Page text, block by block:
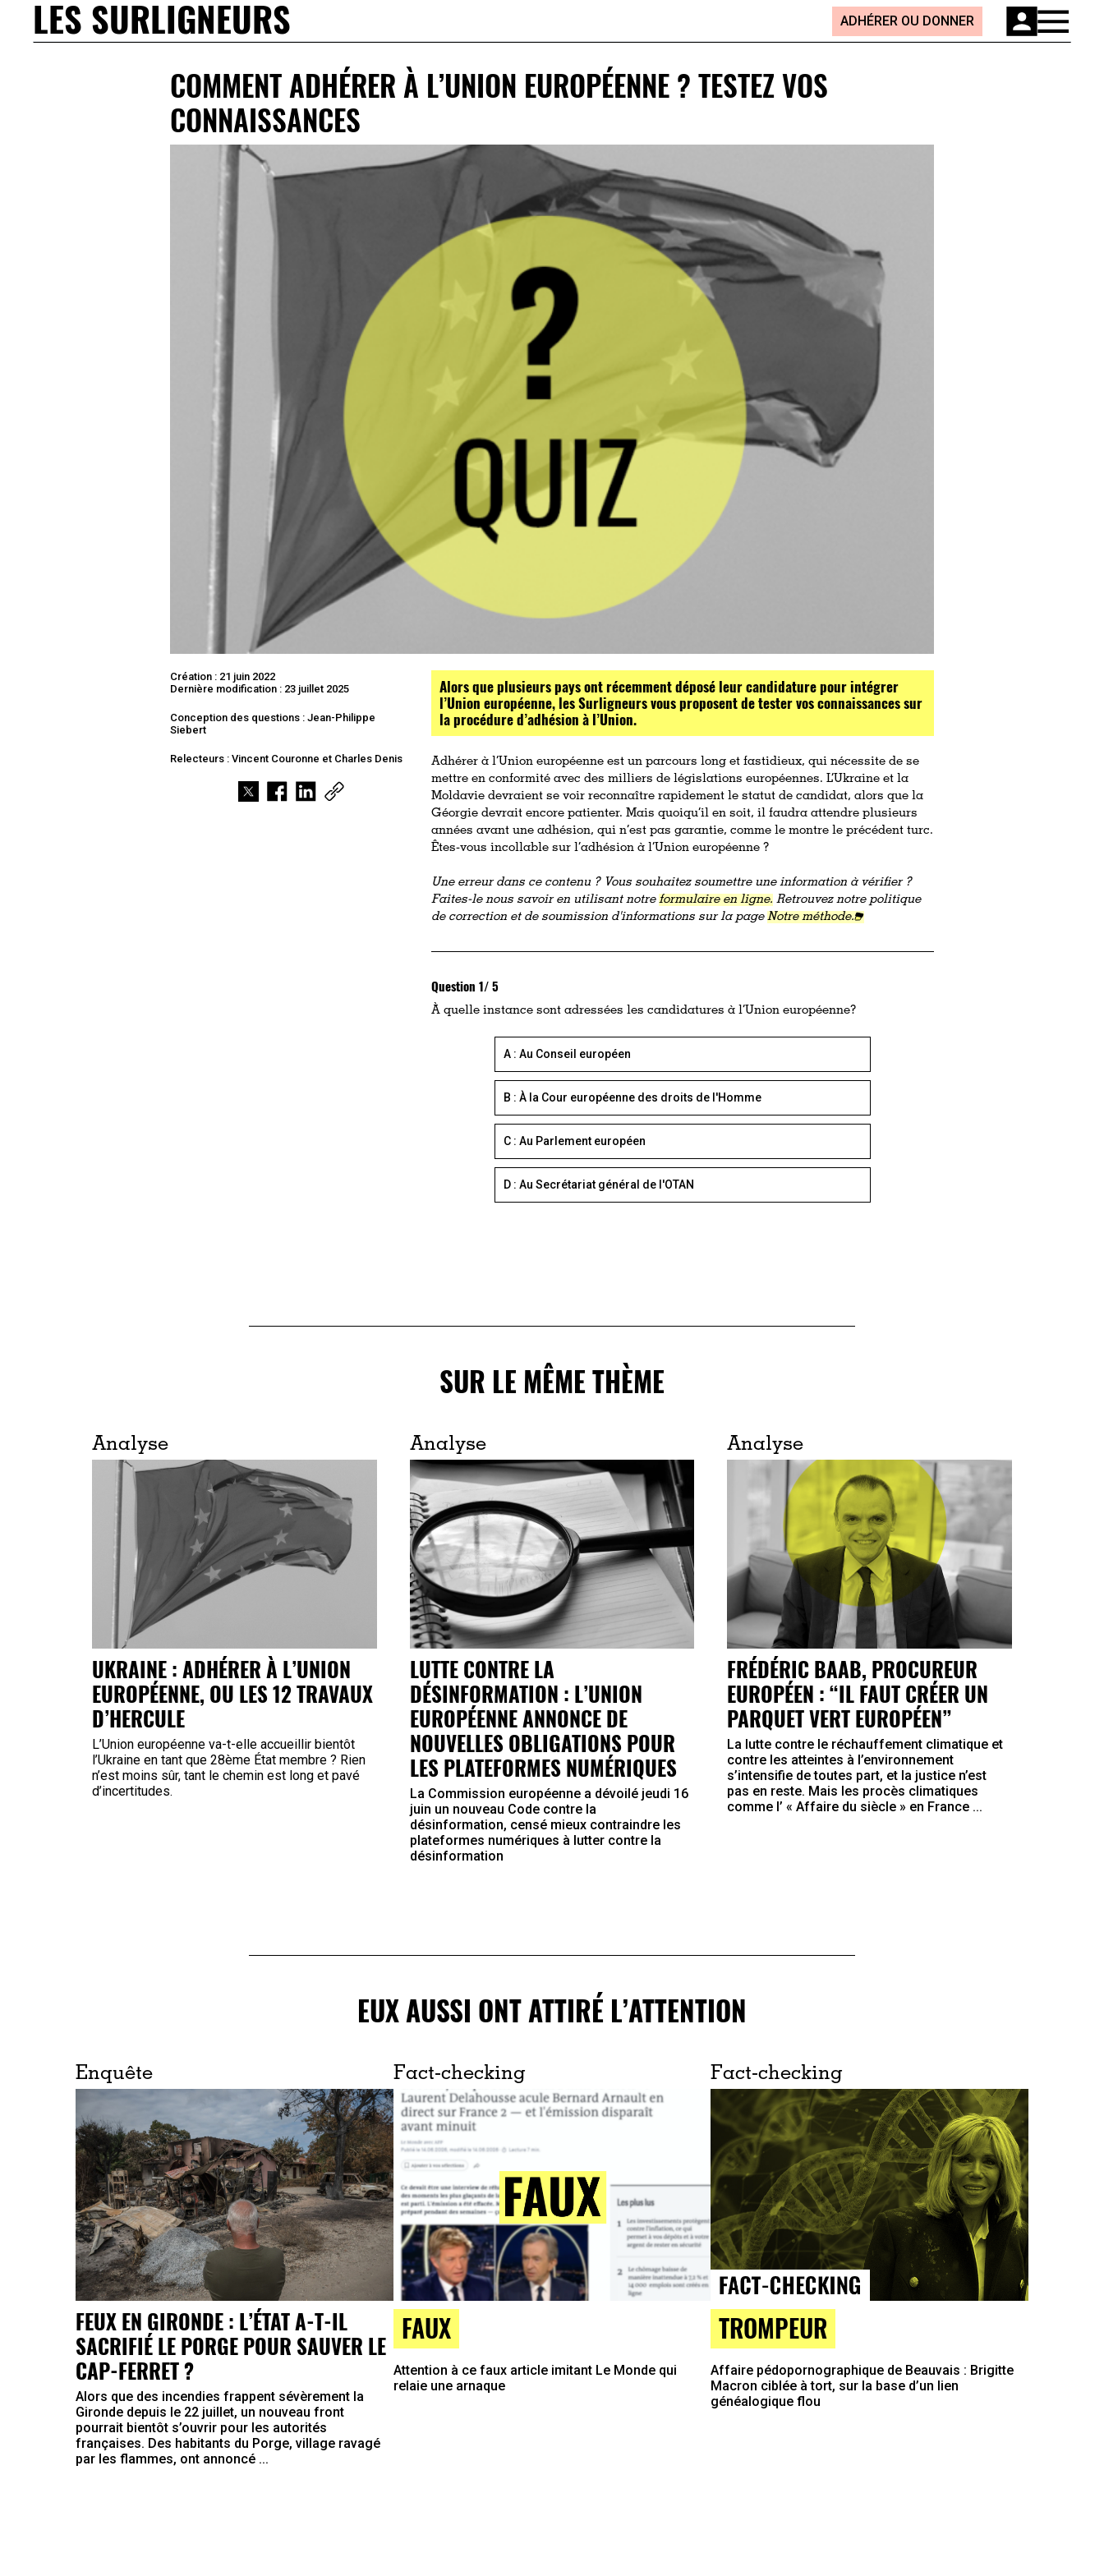
LES SURLIGNEURS ADHÉRER OU DONNER
COMMENT ADHÉRER À L’UNION EUROPÉENNE ? TESTEZ VOS
CONNAISSANCES
Création : 21 juin 2022
Dernière modification : 23 juillet 2025
Conception des questions : Jean-Philippe
Siebert
Relecteurs : Vincent Couronne et Charles Denis
Alors que plusieurs pays ont récemment déposé leur candidature pour intégrer
l’Union européenne, les Surligneurs vous proposent de tester vos connaissances sur
la procédure d’adhésion à l’Union.
Adhérer à l’Union européenne est un parcours long et fastidieux, qui nécessite de se
mettre en conformité avec des milliers de législations européennes. L’Ukraine et la
Moldavie devraient se voir reconnaître rapidement le statut de candidat, alors que la
Géorgie devrait encore patienter. Mais quoiqu’il en soit, il faudra attendre plusieurs
années avant une adhésion, qui n’est pas garantie, comme le montre le précédent turc.
Êtes-vous incollable sur l’adhésion à l’Union européenne ?
Une erreur dans ce contenu ? Vous souhaitez soumettre une information à vérifier ?
Faites-le nous savoir en utilisant notreformulaire en ligne. Retrouvez notre politique
de correction et de soumission d'informations sur la pageNotre méthode.
Question 1/ 5
À quelle instance sont adressées les candidatures à l’Union européenne?
A : Au Conseil européen
B : À la Cour européenne des droits de l'Homme
C : Au Parlement européen
D : Au Secrétariat général de l'OTAN
SUR LE MÊME THÈME
Analyse
UKRAINE : ADHÉRER À L’UNION
EUROPÉENNE, OU LES 12 TRAVAUX
D’HERCULE
L’Union européenne va-t-elle accueillir bientôt
l’Ukraine en tant que 28ème État membre ? Rien
n’est moins sûr, tant le chemin est long et pavé
d’incertitudes.
Analyse
LUTTE CONTRE LA
DÉSINFORMATION : L’UNION
EUROPÉENNE ANNONCE DE
NOUVELLES OBLIGATIONS POUR
LES PLATEFORMES NUMÉRIQUES
La Commission européenne a dévoilé jeudi 16
juin un nouveau Code contre la
désinformation, censé mieux contraindre les
plateformes numériques à lutter contre la
désinformation
Analyse
FRÉDÉRIC BAAB, PROCUREUR
EUROPÉEN : “IL FAUT CRÉER UN
PARQUET VERT EUROPÉEN”
La lutte contre le réchauffement climatique et
contre les atteintes à l’environnement
s’intensifie de toutes part, et la justice n’est
pas en reste. Mais les procès climatiques
comme l’ « Affaire du siècle » en France ...
EUX AUSSI ONT ATTIRÉ L’ATTENTION
Enquête
FEUX EN GIRONDE : L’ÉTAT A-T-IL
SACRIFIÉ LE PORGE POUR SAUVER LE
CAP-FERRET ?
Alors que des incendies frappent sévèrement la
Gironde depuis le 22 juillet, un nouveau front
pourrait bientôt s’ouvrir pour les autorités
françaises. Des habitants du Porge, village ravagé
par les flammes, ont annoncé ...
Fact-checking
FAUX
Attention à ce faux article imitant Le Monde qui
relaie une arnaque
Fact-checking
TROMPEUR
Affaire pédopornographique de Beauvais : Brigitte
Macron ciblée à tort, sur la base d’un lien
généalogique flou